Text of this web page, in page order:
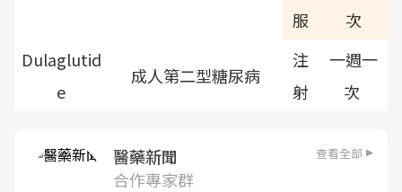
服
次
Dulaglutid
e
成人第二型糖尿病
注
射
一週一
次
醫藥新聞 查看全部
合作專家群